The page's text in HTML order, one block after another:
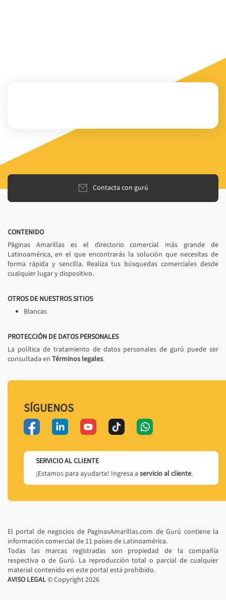
Contacta con gurú
CONTENIDO
Páginas Amarillas es el directorio comercial más grande de
Latinoamérica, en el que encontrarás la solución que necesitas de
forma rápida y sencilla. Realiza tus búsquedas comerciales desde
cualquier lugar y dispositivo.
OTROS DE NUESTROS SITIOS
Blancas
PROTECCIÓN DE DATOS PERSONALES
La política de tratamiento de datos personales de gurú puede ser
consultada en Términos legales.
SÍGUENOS
SERVICIO AL CLIENTE
¡Estamos para ayudarte! Ingresa a servicio al cliente.
El portal de negocios de PaginasAmarillas.com de Gurú contiene la
información comercial de 11 países de Latinoamérica.
Todas las marcas registradas son propiedad de la compañía
respectiva o de Gurú. La reproducción total o parcial de cualquier
material contenido en este portal está prohibido.
AVISO LEGAL© Copyright2026